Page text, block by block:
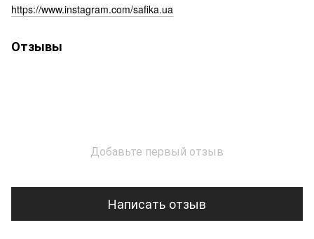
https://www.instagram.com/safika.ua
Отзывы
Добавьте первый отзыв
Написать отзыв